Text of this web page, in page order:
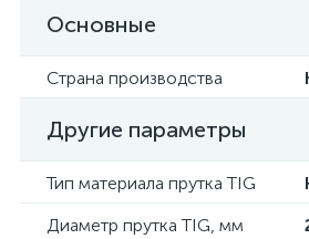
Основные
Страна производства
Другие параметры
Тип материала прутка TIG
Диаметр прутка TIG, мм